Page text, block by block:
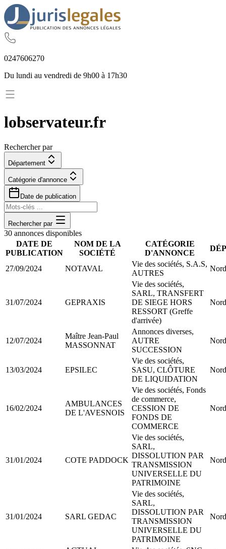
0247606270
Du lundi au vendredi de 9h00 à 17h30
lobservateur.fr
Rechercher par
Département
Catégorie d'annonce
Date de publication
Rechercher par
30 annonces disponibles
DATE DE
PUBLICATION
NOM DE LA
SOCIÉTÉ
CATÉGORIE
D'ANNONCE
27/09/2024 NOTAVAL
Vie des sociétés, S.A.S,
AUTRES
31/07/2024 GEPRAXIS
Vie des sociétés,
SARL, TRANSFERT
DE SIEGE HORS
RESSORT (Greffe
d'arrivée)
12/07/2024
Maître Jean-Paul
MASSONNAT
Annonces diverses,
AUTRE
SUCCESSION
13/03/2024 EPSILEC
Vie des sociétés,
SASU, CLÔTURE
DE LIQUIDATION
16/02/2024
AMBULANCES
DE L'AVESNOIS
Vie des sociétés, Fonds
de commerce,
CESSION DE
FONDS DE
COMMERCE
31/01/2024 COTE PADDOCK
Vie des sociétés,
SARL,
DISSOLUTION PAR
TRANSMISSION
UNIVERSELLE DU
PATRIMOINE
31/01/2024 SARL GEDAC
Vie des sociétés,
SARL,
DISSOLUTION PAR
TRANSMISSION
UNIVERSELLE DU
PATRIMOINE